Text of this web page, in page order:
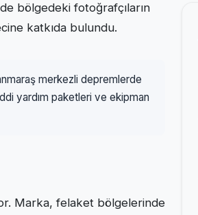
bölgedeki fotoğrafçıların
katkıda bulundu.
merkezli depremlerde
yardım paketleri ve ekipman
Marka, felaket bölgelerinde